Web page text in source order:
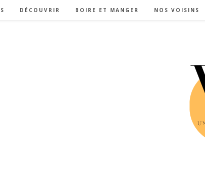
DÉCOUVRIR BOIRE ET MANGER NOS VOISINS